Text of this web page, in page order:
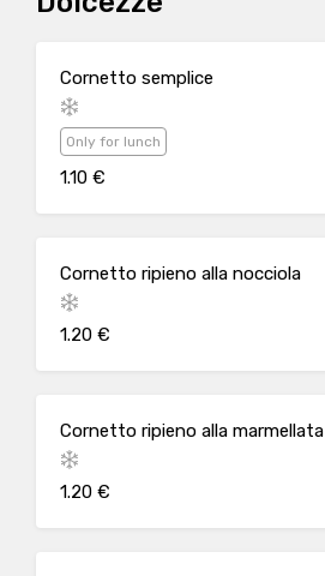
Cornetto semplice
Only for lunch
1.10 €
Cornetto ripieno alla nocciola
1.20 €
Cornetto ripieno alla marmellata
1.20 €